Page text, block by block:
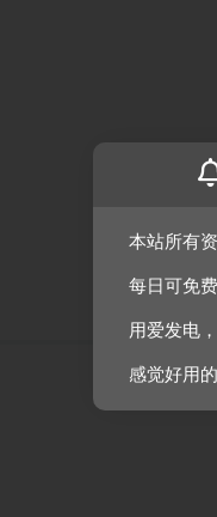
本站所有
每日可免
用爱发电
感觉好用